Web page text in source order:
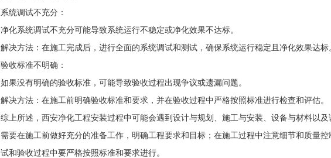
系统调试不充分：
净化系统调试不充分可能导致系统运行不稳定或净化效果不达标。
解决方法：在施工完成后，进行全面的系统调试和测试，确保系统运行稳定且净化效果达标
验收标准不明确：
如果没有明确的验收标准，可能导致验收过程出现争议或遗漏问题。
解决方法：在施工前明确验收标准和要求，并在验收过程中严格按照标准进行检查和评估。
综上所述，西安净化工程安装过程中可能会遇到设计与规划、施工与安装、设备与材料以
需要在施工前做好充分的准备工作，明确工程要求和目标；在施工过程中注意细节和质量
试和验收过程中要严格按照标准和要求进行。